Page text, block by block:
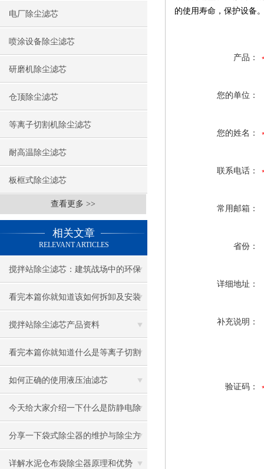
电厂除尘滤芯
喷涂设备除尘滤芯
研磨机除尘滤芯
仓顶除尘滤芯
等离子切割机除尘滤芯
耐高温除尘滤芯
板框式除尘滤芯
查看更多 >>
相关文章
RELEVANT ARTICLES
搅拌站除尘滤芯：建筑战场中的环保
卫士
看完本篇你就知道该如何拆卸及安装
搅拌站除尘滤芯了
搅拌站除尘滤芯产品资料
看完本篇你就知道什么是等离子切割
机除尘滤芯了
如何正确的使用液压油滤芯
今天给大家介绍一下什么是防静电除
尘滤筒
分享一下袋式除尘器的维护与除尘方
法
详解水泥仓布袋除尘器原理和优势
的使用寿命，保护设备
产品：
您的单位：
您的姓名：
联系电话：
常用邮箱：
省份：
详细地址：
补充说明：
验证码：